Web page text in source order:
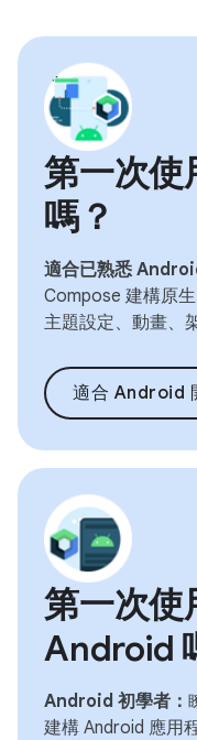
第一次使
嗎？
適合已熟悉
Compose 建構原生
主題設定、動畫、
適合 Android 開
第一次使
Android
Android 初學者：
建構 Android 應用